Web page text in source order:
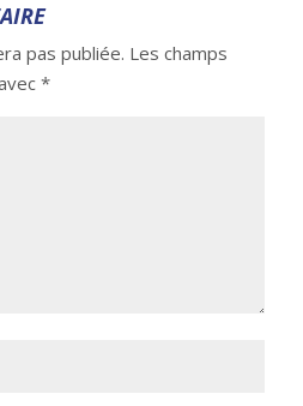
pas publiée. Les champs
*